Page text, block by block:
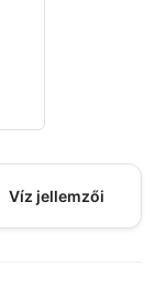
Víz jellemzői